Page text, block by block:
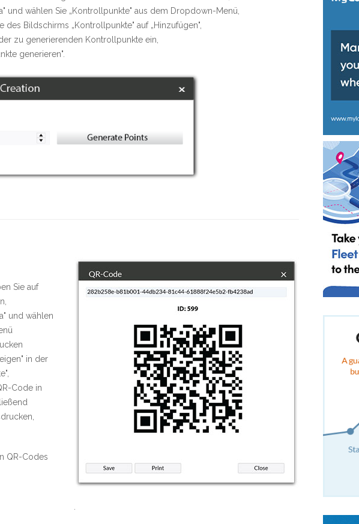
und wählen Sie „Kontrollpunkte" aus dem Dropdown-Menü,
des Bildschirms „Kontrollpunkte" auf „Hinzufügen",
zu generierenden Kontrollpunkte ein,
generieren".
Sie auf
und wählen
in der
Code in
QR-Codes
.